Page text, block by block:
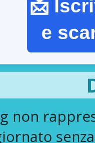
📩
e
non